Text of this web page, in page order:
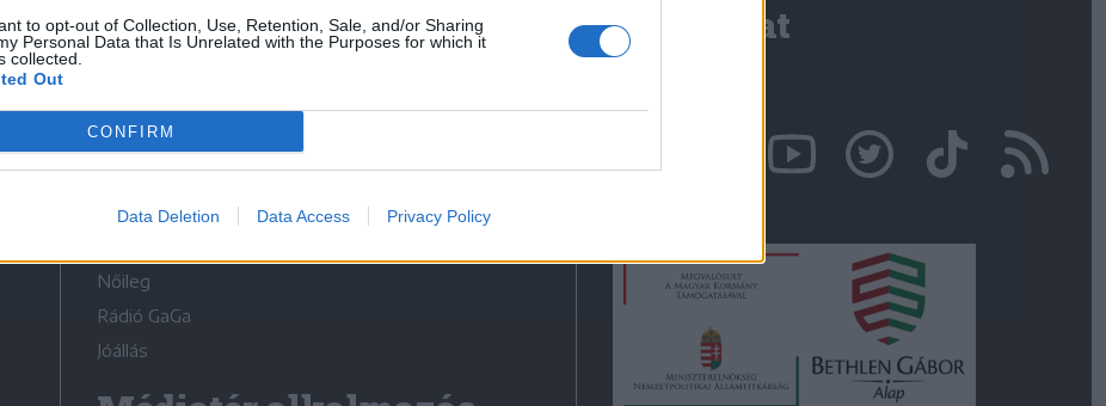
to opt-out of Collection, Use, Retention, Sale, and/or Sharing
Personal Data that Is Unrelated with the Purposes for which it
collected.
Out
CONFIRM
Data Deletion Data Access Privacy Policy
Médiatér
Liget
Krónika
Bihari Napló
Erdélyi Napló
Nőileg
Rádió GaGa
Jóállás
Kapcsolat